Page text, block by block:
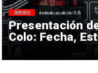
Presentación
Colo: Fecha,
DEPORTES el miércoles pasado a las 9:35